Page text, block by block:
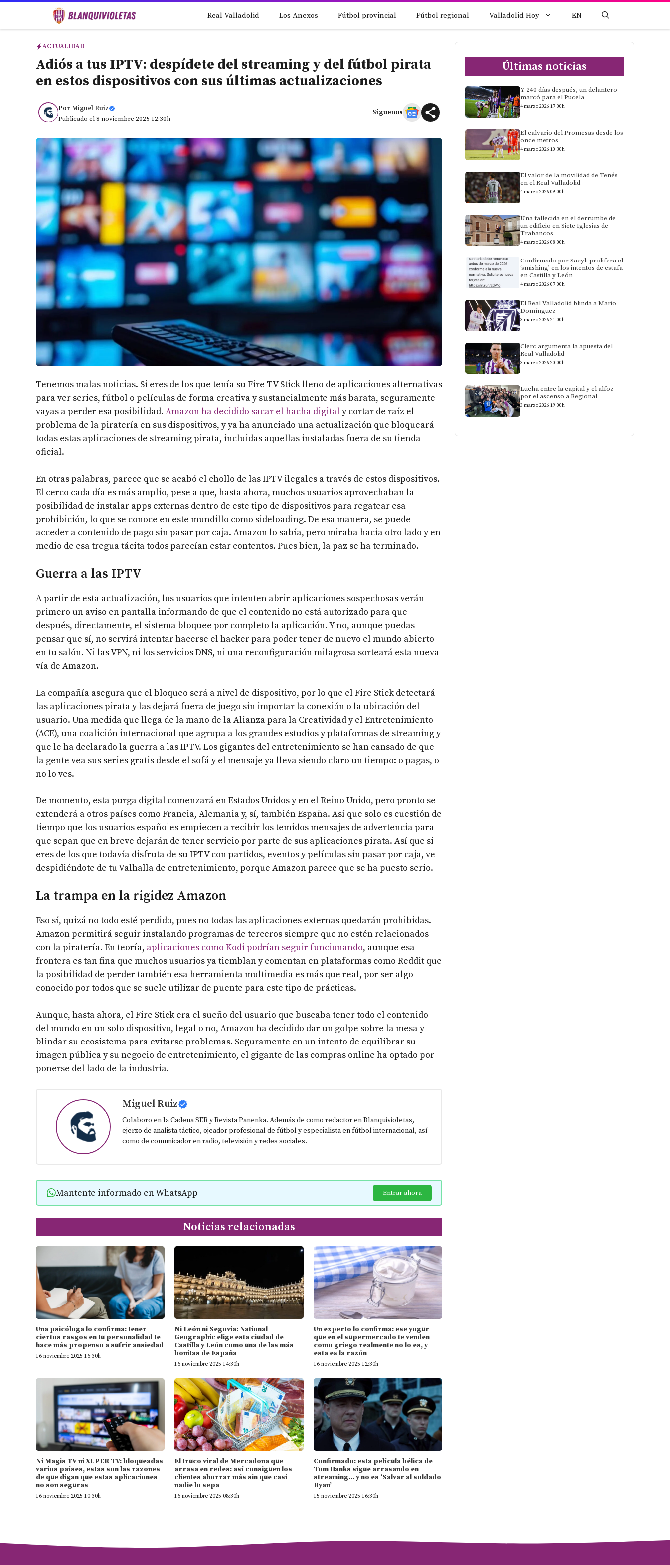
Real Valladolid Los Anexos Fútbol provincial Fútbol regional Valladolid Hoy EN
ACTUALIDAD
Adiós a tus IPTV: despídete del streaming y del fútbol pirata
en estos dispositivos con sus últimas actualizaciones
Por Miguel Ruiz
Publicado el 8 noviembre 2025 12:30h
Síguenos
Tenemos malas noticias. Si eres de los que tenía su Fire TV Stick lleno de aplicaciones alternativas
para ver series, fútbol o películas de forma creativa y sustancialmente más barata, seguramente
vayas a perder esa posibilidad. Amazon ha decidido sacar el hacha digital y cortar de raíz el
problema de la piratería en sus dispositivos, y ya ha anunciado una actualización que bloqueará
todas estas aplicaciones de streaming pirata, incluidas aquellas instaladas fuera de su tienda
oficial.
En otras palabras, parece que se acabó el chollo de las IPTV ilegales a través de estos dispositivos.
El cerco cada día es más amplio, pese a que, hasta ahora, muchos usuarios aprovechaban la
posibilidad de instalar apps externas dentro de este tipo de dispositivos para regatear esa
prohibición, lo que se conoce en este mundillo como sideloading. De esa manera, se puede
acceder a contenido de pago sin pasar por caja. Amazon lo sabía, pero miraba hacia otro lado y en
medio de esa tregua tácita todos parecían estar contentos. Pues bien, la paz se ha terminado.
Guerra a las IPTV
A partir de esta actualización, los usuarios que intenten abrir aplicaciones sospechosas verán
primero un aviso en pantalla informando de que el contenido no está autorizado para que
después, directamente, el sistema bloquee por completo la aplicación. Y no, aunque puedas
pensar que sí, no servirá intentar hacerse el hacker para poder tener de nuevo el mundo abierto
en tu salón. Ni las VPN, ni los servicios DNS, ni una reconfiguración milagrosa sorteará esta nueva
vía de Amazon.
La compañía asegura que el bloqueo será a nivel de dispositivo, por lo que el Fire Stick detectará
las aplicaciones pirata y las dejará fuera de juego sin importar la conexión o la ubicación del
usuario. Una medida que llega de la mano de la Alianza para la Creatividad y el Entretenimiento
(ACE), una coalición internacional que agrupa a los grandes estudios y plataformas de streaming y
que le ha declarado la guerra a las IPTV. Los gigantes del entretenimiento se han cansado de que
la gente vea sus series gratis desde el sofá y el mensaje ya lleva siendo claro un tiempo: o pagas, o
no lo ves.
De momento, esta purga digital comenzará en Estados Unidos y en el Reino Unido, pero pronto se
extenderá a otros países como Francia, Alemania y, sí, también España. Así que solo es cuestión de
tiempo que los usuarios españoles empiecen a recibir los temidos mensajes de advertencia para
que sepan que en breve dejarán de tener servicio por parte de sus aplicaciones pirata. Así que si
eres de los que todavía disfruta de su IPTV con partidos, eventos y películas sin pasar por caja, ve
despidiéndote de tu Valhalla de entretenimiento, porque Amazon parece que se ha puesto serio.
La trampa en la rigidez Amazon
Eso sí, quizá no todo esté perdido, pues no todas las aplicaciones externas quedarán prohibidas.
Amazon permitirá seguir instalando programas de terceros siempre que no estén relacionados
con la piratería. En teoría, aplicaciones como Kodi podrían seguir funcionando, aunque esa
frontera es tan fina que muchos usuarios ya tiemblan y comentan en plataformas como Reddit que
la posibilidad de perder también esa herramienta multimedia es más que real, por ser algo
conocido por todos que se suele utilizar de puente para este tipo de prácticas.
Aunque, hasta ahora, el Fire Stick era el sueño del usuario que buscaba tener todo el contenido
del mundo en un solo dispositivo, legal o no, Amazon ha decidido dar un golpe sobre la mesa y
blindar su ecosistema para evitarse problemas. Seguramente en un intento de equilibrar su
imagen pública y su negocio de entretenimiento, el gigante de las compras online ha optado por
ponerse del lado de la industria.
Miguel Ruiz
Colaboro en la Cadena SER y Revista Panenka. Además de como redactor en Blanquivioletas,
ejerzo de analista táctico, ojeador profesional de fútbol y especialista en fútbol internacional, así
como de comunicador en radio, televisión y redes sociales.
Mantente informado en WhatsApp Entrar ahora
Noticias relacionadas
Una psicóloga lo confirma: tener
ciertos rasgos en tu personalidad te
hace más propenso a sufrir ansiedad
16 noviembre 2025 16:30h
Ni León ni Segovia: National
Geographic elige esta ciudad de
Castilla y León como una de las más
bonitas de España
16 noviembre 2025 14:30h
Un experto lo confirma: ese yogur
que en el supermercado te venden
como griego realmente no lo es, y
esta es la razón
16 noviembre 2025 12:30h
Ni Magis TV ni XUPER TV: bloqueadas
varios países, estas son las razones
de que digan que estas aplicaciones
no son seguras
16 noviembre 2025 10:30h
El truco viral de Mercadona que
arrasa en redes: así consiguen los
clientes ahorrar más sin que casi
nadie lo sepa
16 noviembre 2025 08:30h
Confirmado: esta película bélica de
Tom Hanks sigue arrasando en
streaming… y no es ‘Salvar al soldado
Ryan’
15 noviembre 2025 16:30h
Últimas noticias
Y 240 días después, un delantero
marcó para el Pucela
4 marzo 2026 17:00h
El calvario del Promesas desde los
once metros
4 marzo 2026 10:30h
El valor de la movilidad de Tenés
en el Real Valladolid
4 marzo 2026 09:00h
Una fallecida en el derrumbe de
un edificio en Siete Iglesias de
Trabancos
4 marzo 2026 08:00h
Confirmado por Sacyl: prolifera el
‘smishing’ en los intentos de estafa
en Castilla y León
4 marzo 2026 07:00h
El Real Valladolid blinda a Mario
Domínguez
3 marzo 2026 21:00h
Clerc argumenta la apuesta del
Real Valladolid
3 marzo 2026 20:00h
Lucha entre la capital y el alfoz
por el ascenso a Regional
3 marzo 2026 19:00h